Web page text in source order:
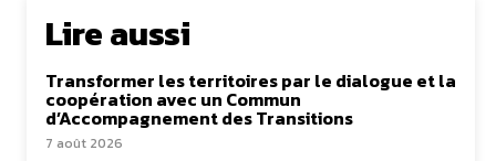
Lire aussi
Transformer les territoires par le dialogue et la
coopération avec un Commun
d’Accompagnement des Transitions
7 août 2026